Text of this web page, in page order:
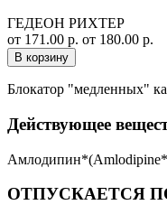
ГЕДЕОН РИХТЕР
от 171.00 р. от 180.00 р.
В корзину
Блокатор "медленных"
Действующее
ОТПУСКАЕТСЯ